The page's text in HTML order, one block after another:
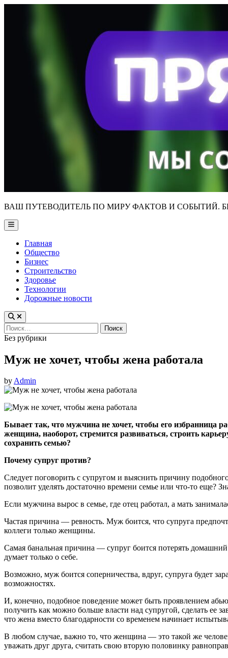
ВАШ ПУТЕВОДИТЕЛЬ ПО МИРУ ФАКТОВ И СОБЫТИЙ.
Main
Menu
Главная
Общество
Бизнес
Строительство
Здоровье
Технологии
Дорожные новости
Найти:
Posted
Без рубрики
Муж не хочет, чтобы жена работала
byAdmin
Бывает так, что мужчина не хочет, чтобы его избранница
женщина, наоборот, стремится развиваться, строить
сохранить семью?
Почему супруг против?
Следует поговорить с супругом и выяснить причину
позволит уделять достаточно времени семье или что-то еще?
Если мужчина вырос в семье, где отец работал, а мать
Частая причина — ревность. Муж боится, что супруга
коллеги только женщины.
Самая банальная причина — супруг боится потерять
думает только о себе.
Возможно, муж боится соперничества, вдруг, супруга будет
возможностях.
И, конечно, подобное поведение может быть проявлением
получить как можно больше власти над супругой, сделать ее
что жена вместо благодарности со временем начинает
В любом случае, важно то, что женщина — это такой же
уважать друг друга, считать свою вторую половинку